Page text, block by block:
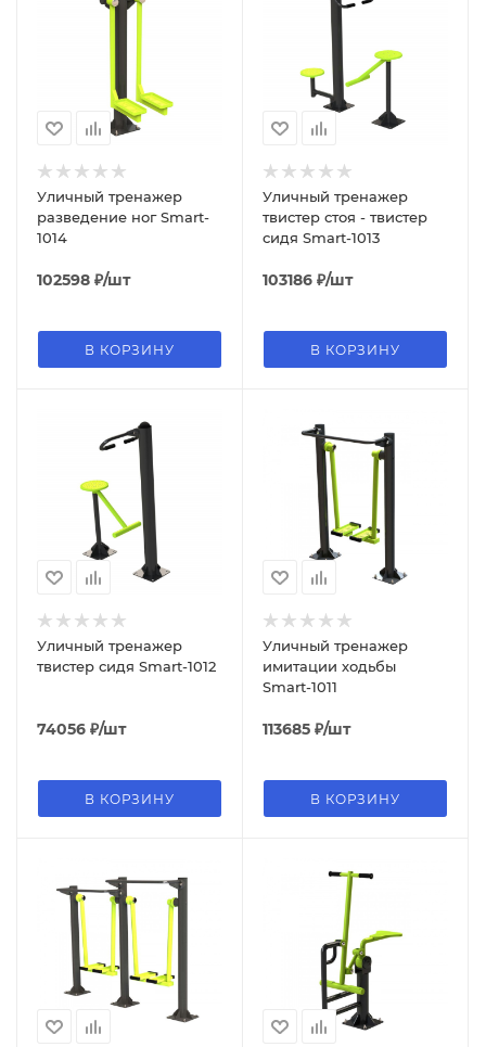
Уличный тренажер
разведение ног Smart-
1014
102598 ₽/шт
В КОРЗИНУ
Уличный тренажер
твистер стоя - твистер
сидя Smart-1013
103186 ₽/шт
В КОРЗИНУ
Уличный тренажер
твистер сидя Smart-1012
74056 ₽/шт
В КОРЗИНУ
Уличный тренажер
имитации ходьбы
Smart-1011
113685 ₽/шт
В КОРЗИНУ